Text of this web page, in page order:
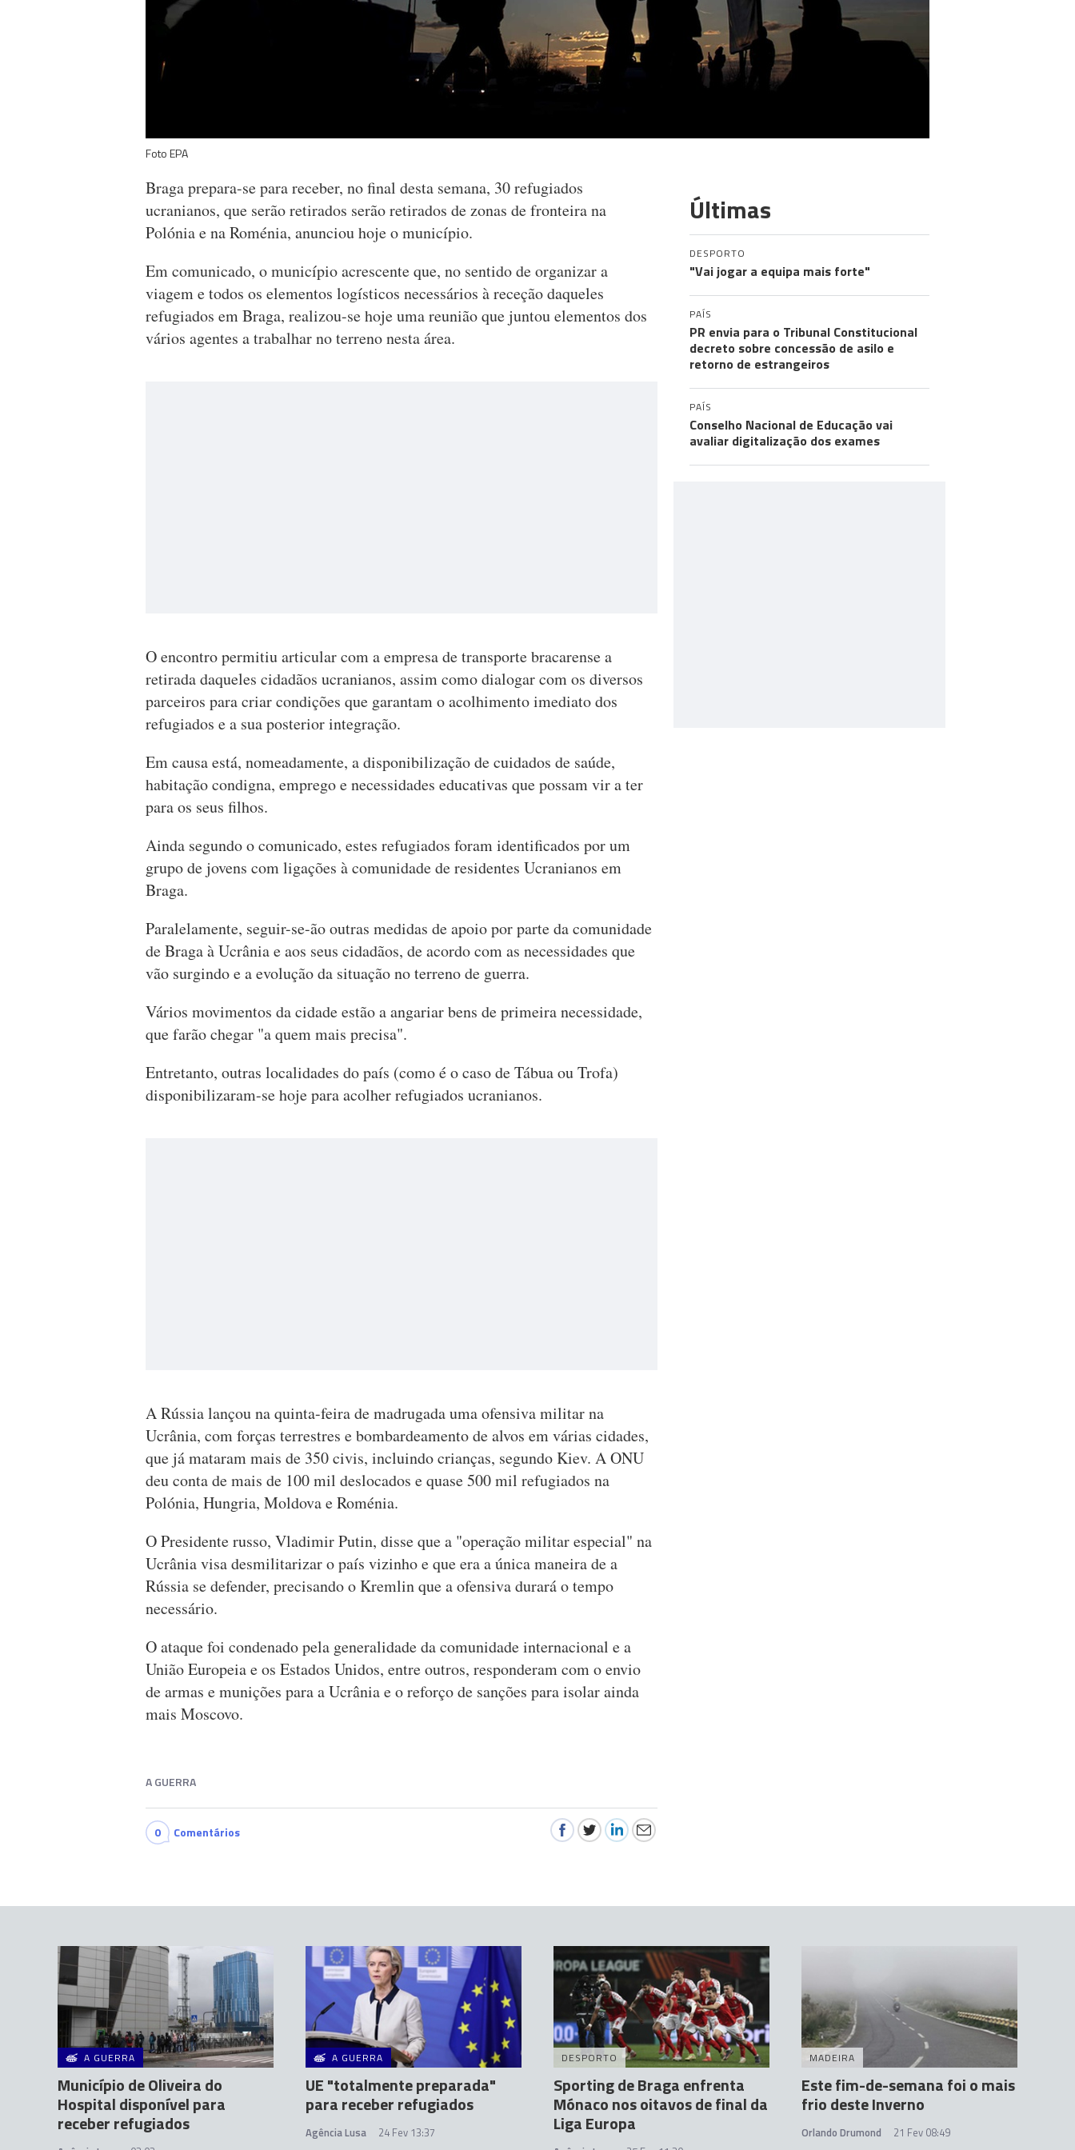
Foto EPA
Braga prepara-se para receber, no final desta semana, 30 refugiados
ucranianos, que serão retirados serão retirados de zonas de fronteira na
Polónia e na Roménia, anunciou hoje o município.
Em comunicado, o município acrescente que, no sentido de organizar a
viagem e todos os elementos logísticos necessários à receção daqueles
refugiados em Braga, realizou-se hoje uma reunião que juntou elementos dos
vários agentes a trabalhar no terreno nesta área.
O encontro permitiu articular com a empresa de transporte bracarense a
retirada daqueles cidadãos ucranianos, assim como dialogar com os diversos
parceiros para criar condições que garantam o acolhimento imediato dos
refugiados e a sua posterior integração.
Em causa está, nomeadamente, a disponibilização de cuidados de saúde,
habitação condigna, emprego e necessidades educativas que possam vir a ter
para os seus filhos.
Ainda segundo o comunicado, estes refugiados foram identificados por um
grupo de jovens com ligações à comunidade de residentes Ucranianos em
Braga.
Paralelamente, seguir-se-ão outras medidas de apoio por parte da comunidade
de Braga à Ucrânia e aos seus cidadãos, de acordo com as necessidades que
vão surgindo e a evolução da situação no terreno de guerra.
Vários movimentos da cidade estão a angariar bens de primeira necessidade,
que farão chegar "a quem mais precisa".
Entretanto, outras localidades do país (como é o caso de Tábua ou Trofa)
disponibilizaram-se hoje para acolher refugiados ucranianos.
A Rússia lançou na quinta-feira de madrugada uma ofensiva militar na
Ucrânia, com forças terrestres e bombardeamento de alvos em várias cidades,
que já mataram mais de 350 civis, incluindo crianças, segundo Kiev. A ONU
deu conta de mais de 100 mil deslocados e quase 500 mil refugiados na
Polónia, Hungria, Moldova e Roménia.
O Presidente russo, Vladimir Putin, disse que a "operação militar especial" na
Ucrânia visa desmilitarizar o país vizinho e que era a única maneira de a
Rússia se defender, precisando o Kremlin que a ofensiva durará o tempo
necessário.
O ataque foi condenado pela generalidade da comunidade internacional e a
União Europeia e os Estados Unidos, entre outros, responderam com o envio
de armas e munições para a Ucrânia e o reforço de sanções para isolar ainda
mais Moscovo.
A GUERRA
0 Comentários
Últimas
DESPORTO
"Vai jogar a equipa mais forte"
PAÍS
PR envia para o Tribunal Constitucional
decreto sobre concessão de asilo e
retorno de estrangeiros
PAÍS
Conselho Nacional de Educação vai
avaliar digitalização dos exames
A GUERRA
Município de Oliveira do
Hospital disponível para
receber refugiados
A GUERRA
UE "totalmente preparada"
para receber refugiados
Agência Lusa 24 Fev 13:37
DESPORTO
Sporting de Braga enfrenta
Mónaco nos oitavos de final da
Liga Europa
MADEIRA
Este fim-de-semana foi o mais
frio deste Inverno
Orlando Drumond 21 Fev 08:49